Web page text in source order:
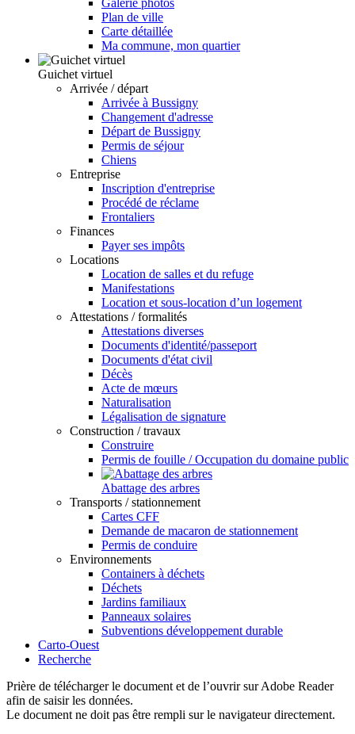
Galerie photos
Plan de ville
Carte détaillée
Ma commune, mon quartier
Guichet virtuel
Arrivée / départ
Arrivée à Bussigny
Changement d'adresse
Départ de Bussigny
Permis de séjour
Chiens
Entreprise
Inscription d'entreprise
Procédé de réclame
Frontaliers
Finances
Payer ses impôts
Locations
Location de salles et du refuge
Manifestations
Location et sous-location d’un logement
Attestations / formalités
Attestations diverses
Documents d'identité/passeport
Documents d'état civil
Décès
Acte de mœurs
Naturalisation
Légalisation de signature
Construction / travaux
Construire
Permis de fouille / Occupation du domaine public
Abattage des arbres
Transports / stationnement
Cartes CFF
Demande de macaron de stationnement
Permis de conduire
Environnements
Containers à déchets
Déchets
Jardins familiaux
Panneaux solaires
Subventions développement durable
Carto-Ouest
Recherche
Prière de télécharger le document et de l’ouvrir sur Adobe Reader
afin de saisir les données.
Le document ne doit pas être rempli sur le navigateur directement.